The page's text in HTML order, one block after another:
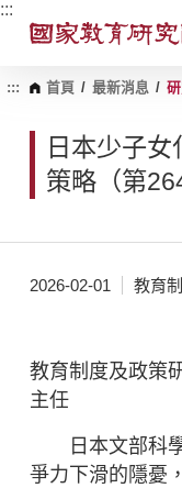
跳
內
:::
::: 首頁 / 最新消息 /
日本少子
策略（第
2026-02-01 教育
教育制度及政策
主任
日本文部科學
爭力下滑的隱憂